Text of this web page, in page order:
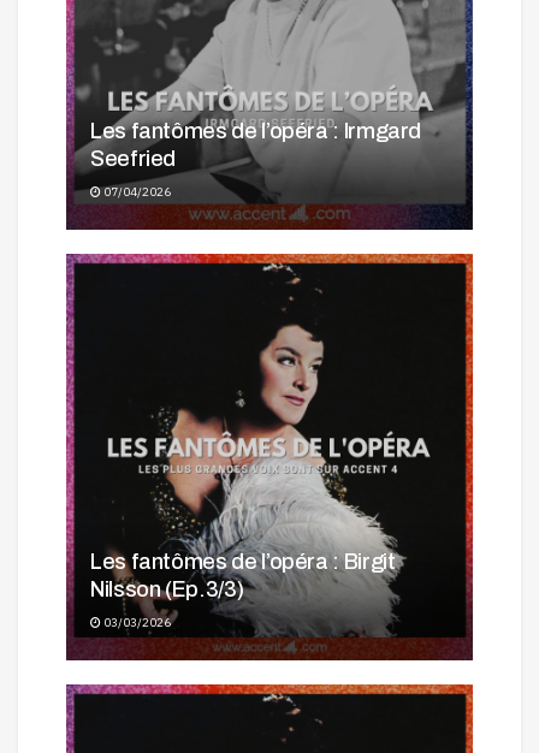
Les fantômes de l’opéra : Irmgard
Seefried
07/04/2026
Les fantômes de l’opéra : Birgit
Nilsson (Ep.3/3)
03/03/2026